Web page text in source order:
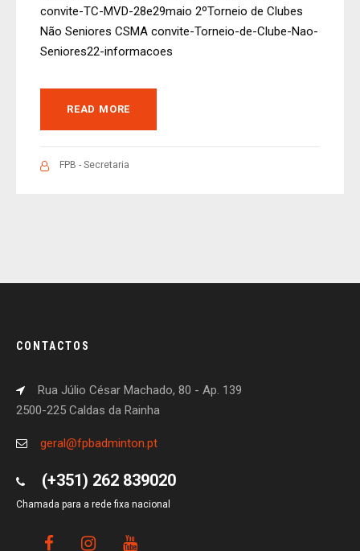
convite-TC-MVD-28e29maio 2ºTorneio de Clubes
Não Seniores CSMA convite-Torneio-de-Clube-Nao-
Seniores22-informacoes
READ MORE
FPB - Secretaria
CONTACTOS
Rua Júlio César Machado, 80 - Ap. 139
2500-225 Caldas da Rainha
geral@fpbadminton.pt
(+351) 262 839020
Chamada para a rede fixa nacional